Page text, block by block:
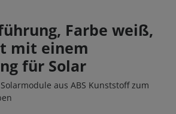
Farbe weiß,
mit einem
für Solar
aus ABS Kunststoff zum